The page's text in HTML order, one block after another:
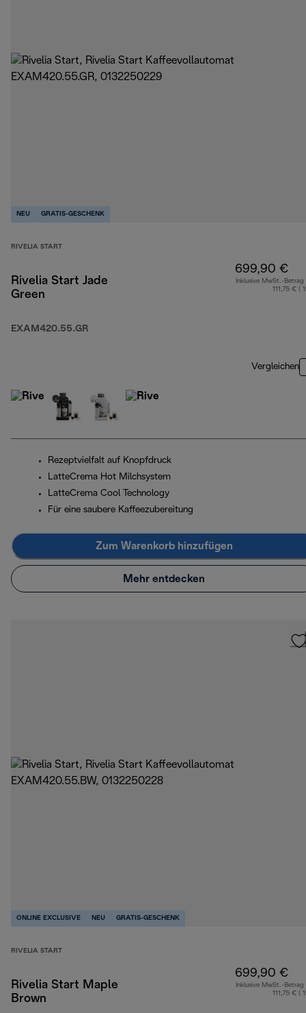
NEU GRATIS-GESCHENK
RIVELIA START
Rivelia Start Jade
Green
EXAM420.55.GR
699,90 €
Inklusive MwSt.-Betrag
111,75 € (
Vergleichen
Rezeptvielfalt auf Knopfdruck
LatteCrema Hot Milchsystem
LatteCrema Cool Technology
Für eine saubere Kaffeezubereitung
Zum Warenkorb hinzufügen
Mehr entdecken
ONLINE EXCLUSIVE NEU GRATIS-GESCHENK
RIVELIA START
Rivelia Start Maple
Brown
699,90 €
Inklusive MwSt.-Betrag
111,75 € (